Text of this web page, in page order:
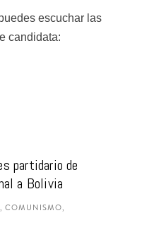
escuchar las
candidata:
partidario de
a Bolivia
COMUNISMO,